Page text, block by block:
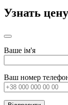
Узнать цену
Ваше ім'я
Ваш номер